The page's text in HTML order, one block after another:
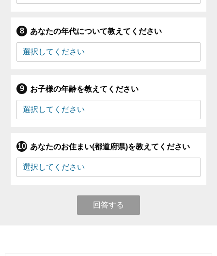
あなたの年代について教えてください
お子様の年齢を教えてください
あなたのお住まい(都道府県)を教えてください
回答する